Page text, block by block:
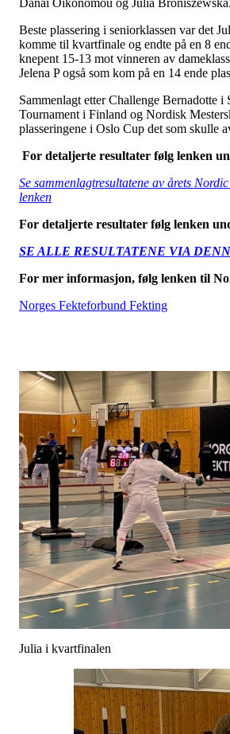
Beste plassering i seniorklassen var det
komme til kvartfinale og endte på en 8
knepent 15-13 mot vinneren av
Jelena P også som kom på en 14 ende
Sammenlagt etter Challenge Bernadotte i
Tournament i Finland og Nordisk
plasseringene i Oslo Cup det som skulle
For detaljerte resultater følg lenken
Se sammenlagtresultatene av årets
lenken
For detaljerte resultater følg lenken
SE ALLE RESULTATENE VIA
For mer informasjon, følg lenken til
Norges Fekteforbund Fekting
Julia i kvartfinalen